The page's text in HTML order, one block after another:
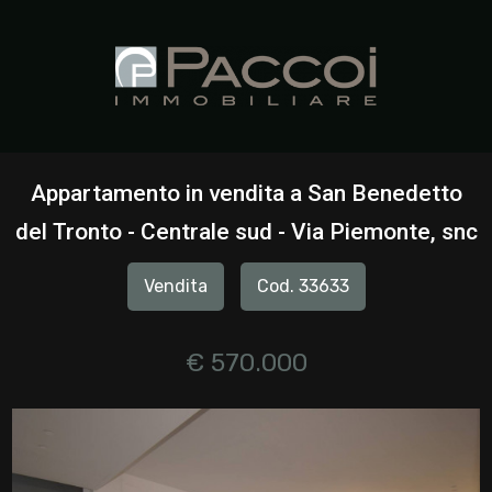
Appartamento in vendita a San Benedetto
del Tronto - Centrale sud - Via Piemonte, snc
Vendita Cod. 33633
€ 570.000
IMMOBILI
Qualsiasi